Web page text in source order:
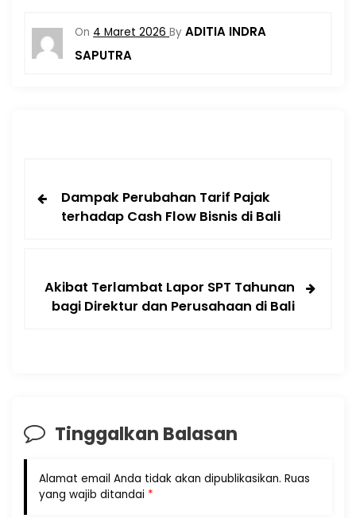
On 4 Maret 2026 ByADITIA INDRA
SAPUTRA
Dampak Perubahan Tarif Pajak
terhadap Cash Flow Bisnis di Bali
Akibat Terlambat Lapor SPT Tahunan
bagi Direktur dan Perusahaan di Bali
Tinggalkan Balasan
Alamat email Anda tidak akan dipublikasikan. Ruas
yang wajib ditandai *